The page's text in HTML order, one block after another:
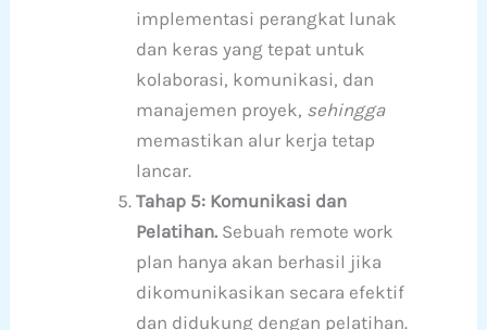
implementasi perangkat lunak
dan keras yang tepat untuk
kolaborasi, komunikasi, dan
manajemen proyek, sehingga
memastikan alur kerja tetap
lancar.
Tahap 5: Komunikasi dan
Pelatihan. Sebuah remote work
plan hanya akan berhasil jika
dikomunikasikan secara efektif
dan didukung dengan pelatihan.